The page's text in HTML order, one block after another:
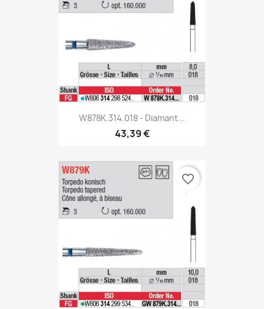
W878K.314.018 - Diamant...
43,39 €
favorite_border